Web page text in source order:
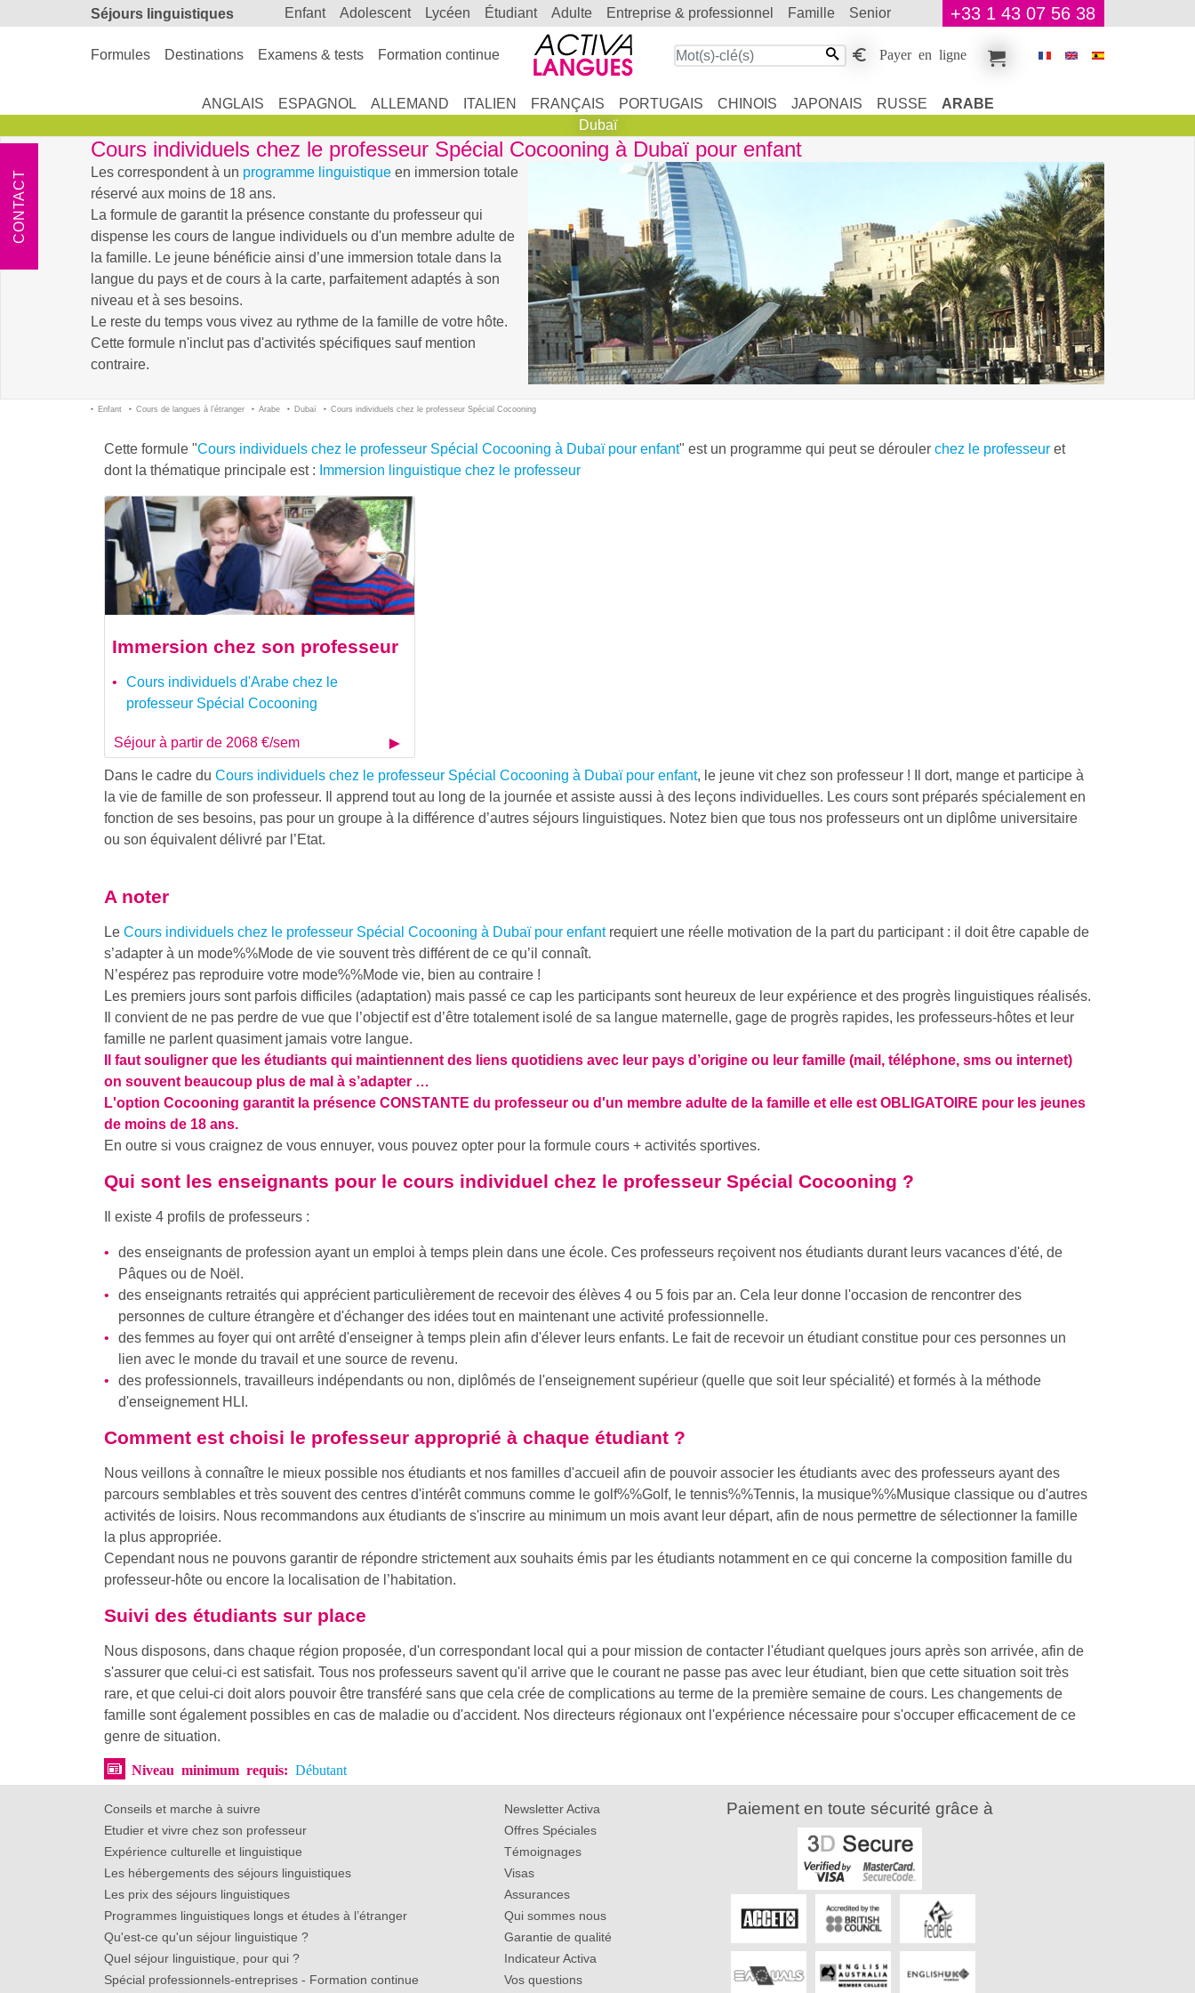
Séjours linguistiques enfant adolescent lycéen étudiant adulte entreprise & professionnel famille senior +33 1 43 07 56 38
Formules Destinations Examens & tests Formation continue Payer en ligne
ANGLAIS ESPAGNOL ALLEMAND ITALIEN FRANÇAIS PORTUGAIS CHINOIS JAPONAIS RUSSE
ARABE
Dubaï
Cours individuels chez le professeur Spécial Cocooning à Dubaï pour enfant
Les correspondent à un programme linguistique en immersion totale
réservé aux moins de 18 ans.
La formule de garantit la présence constante du professeur qui
dispense les cours de langue individuels ou d'un membre adulte de
la famille. Le jeune bénéficie ainsi d’une immersion totale dans la
langue du pays et de cours à la carte, parfaitement adaptés à son
niveau et à ses besoins.
Le reste du temps vous vivez au rythme de la famille de votre hôte.
Cette formule n'inclut pas d'activités spécifiques sauf mention
contraire.
Enfant Cours de langues à l’étranger Arabe Dubaï Cours individuels chez le professeur Spécial Cocooning
Cette formule "Cours individuels chez le professeur Spécial Cocooning à Dubaï pour enfant" est un programme qui peut se dérouler chez le professeur et
dont la thématique principale est : Immersion linguistique chez le professeur
Immersion chez son professeur
Cours individuels d'Arabe chez le
professeur Spécial Cocooning
Séjour à partir de 2068 €/sem
Dans le cadre du Cours individuels chez le professeur Spécial Cocooning à Dubaï pour enfant, le jeune vit chez son professeur ! Il dort, mange et participe à
la vie de famille de son professeur. Il apprend tout au long de la journée et assiste aussi à des leçons individuelles. Les cours sont préparés spécialement en
fonction de ses besoins, pas pour un groupe à la différence d’autres séjours linguistiques. Notez bien que tous nos professeurs ont un diplôme universitaire
ou son équivalent délivré par l’Etat.
A noter
Le Cours individuels chez le professeur Spécial Cocooning à Dubaï pour enfantrequiert une réelle motivation de la part du participant : il doit être capable de
s’adapter à un mode%%Mode de vie souvent très différent de ce qu’il connaît.
N’espérez pas reproduire votre mode%%Mode vie, bien au contraire !
Les premiers jours sont parfois difficiles (adaptation) mais passé ce cap les participants sont heureux de leur expérience et des progrès linguistiques réalisés.
Il convient de ne pas perdre de vue que l’objectif est d’être totalement isolé de sa langue maternelle, gage de progrès rapides, les professeurs-hôtes et leur
famille ne parlent quasiment jamais votre langue.
Il faut souligner que les étudiants qui maintiennent des liens quotidiens avec leur pays d’origine ou leur famille (mail, téléphone, sms ou internet)
on souvent beaucoup plus de mal à s’adapter …
L'option Cocooning garantit la présence CONSTANTE du professeur ou d'un membre adulte de la famille et elle est OBLIGATOIRE pour les jeunes
de moins de 18 ans.
En outre si vous craignez de vous ennuyer, vous pouvez opter pour la formule cours + activités sportives.
Qui sont les enseignants pour le cours individuel chez le professeur Spécial Cocooning ?
Il existe 4 profils de professeurs :
des enseignants de profession ayant un emploi à temps plein dans une école. Ces professeurs reçoivent nos étudiants durant leurs vacances d'été, de
Pâques ou de Noël.
des enseignants retraités qui apprécient particulièrement de recevoir des élèves 4 ou 5 fois par an. Cela leur donne l'occasion de rencontrer des
personnes de culture étrangère et d'échanger des idées tout en maintenant une activité professionnelle.
des femmes au foyer qui ont arrêté d'enseigner à temps plein afin d'élever leurs enfants. Le fait de recevoir un étudiant constitue pour ces personnes un
lien avec le monde du travail et une source de revenu.
des professionnels, travailleurs indépendants ou non, diplômés de l'enseignement supérieur (quelle que soit leur spécialité) et formés à la méthode
d'enseignement HLI.
Comment est choisi le professeur approprié à chaque étudiant ?
Nous veillons à connaître le mieux possible nos étudiants et nos familles d'accueil afin de pouvoir associer les étudiants avec des professeurs ayant des
parcours semblables et très souvent des centres d'intérêt communs comme le golf%%Golf, le tennis%%Tennis, la musique%%Musique classique ou d'autres
activités de loisirs. Nous recommandons aux étudiants de s'inscrire au minimum un mois avant leur départ, afin de nous permettre de sélectionner la famille
la plus appropriée.
Cependant nous ne pouvons garantir de répondre strictement aux souhaits émis par les étudiants notamment en ce qui concerne la composition famille du
professeur-hôte ou encore la localisation de l’habitation.
Suivi des étudiants sur place
Nous disposons, dans chaque région proposée, d'un correspondant local qui a pour mission de contacter l'étudiant quelques jours après son arrivée, afin de
s'assurer que celui-ci est satisfait. Tous nos professeurs savent qu'il arrive que le courant ne passe pas avec leur étudiant, bien que cette situation soit très
rare, et que celui-ci doit alors pouvoir être transféré sans que cela crée de complications au terme de la première semaine de cours. Les changements de
famille sont également possibles en cas de maladie ou d'accident. Nos directeurs régionaux ont l'expérience nécessaire pour s'occuper efficacement de ce
genre de situation.
Niveau minimum requis: Débutant
CONTACT
Conseils et marche à suivre
Etudier et vivre chez son professeur
Expérience culturelle et linguistique
Les hébergements des séjours linguistiques
Les prix des séjours linguistiques
Programmes linguistiques longs et études à l’étranger
Qu'est-ce qu'un séjour linguistique ?
Quel séjour linguistique, pour qui ?
Spécial professionnels-entreprises - Formation continue
Newsletter Activa
Offres Spéciales
Témoignages
Visas
Assurances
Qui sommes nous
Garantie de qualité
Indicateur Activa
Vos questions
Paiement en toute sécurité grâce à